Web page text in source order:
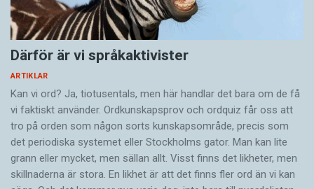
Därför är vi språkaktivister
ARTIKLAR
Kan vi ord? Ja, tiotusentals, men här handlar det bara om de få
vi faktiskt använder. Ordkunskapsprov och ordquiz får oss att
tro på orden som någon sorts kunskapsområde, precis som
det periodiska systemet eller Stockholms gator. Man kan lite
grann eller mycket, men sällan allt. Visst finns det likheter, men
skillnaderna är stora. En likhet är att det finns fler ord än vi kan